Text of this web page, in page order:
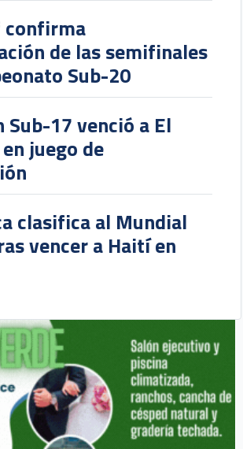
confirma
de las semifinales
Sub-20
Sub-17 venció a El
juego de
clasifica al Mundial
vencer a Haití en